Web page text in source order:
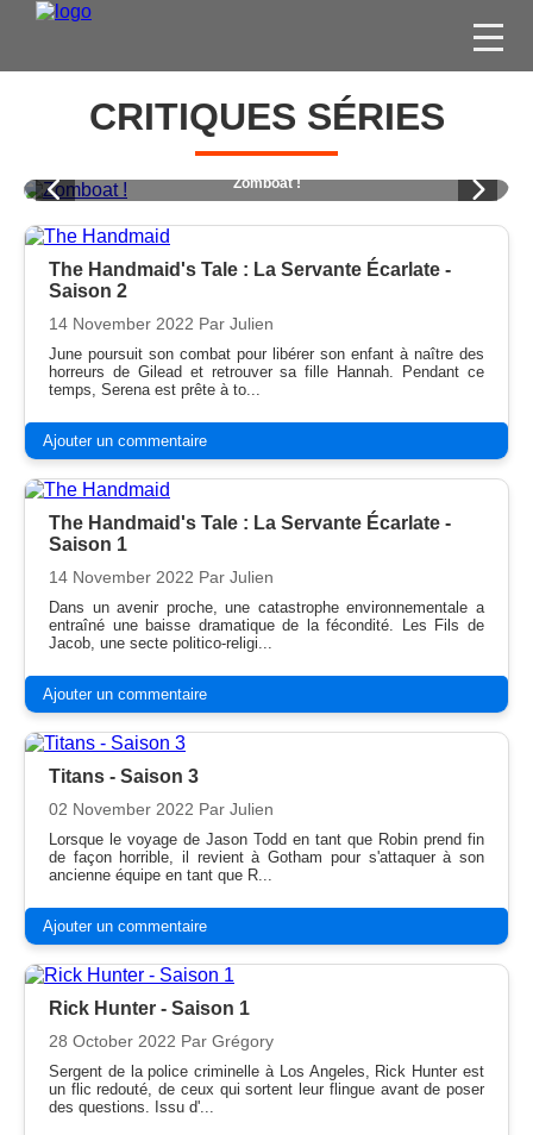
SÉRIES
DVD / BLU-RAY / SVOD
CONCOURS
ESPACE
CRITIQUES SÉRIES
Young Sheldon - L'Intégrale
The Handmaid's Tale : La Servante Écarlate -
Saison 2
14 November 2022 Par Julien
June poursuit son combat pour libérer son enfant à naître des
horreurs de Gilead et retrouver sa fille Hannah. Pendant ce
temps, Serena est prête à to...
Ajouter un commentaire
The Handmaid's Tale : La Servante Écarlate -
Saison 1
14 November 2022 Par Julien
Dans un avenir proche, une catastrophe environnementale a
entraîné une baisse dramatique de la fécondité. Les Fils de
Jacob, une secte politico-religi...
Ajouter un commentaire
Titans - Saison 3
02 November 2022 Par Julien
Lorsque le voyage de Jason Todd en tant que Robin prend fin
de façon horrible, il revient à Gotham pour s'attaquer à son
ancienne équipe en tant que R...
Ajouter un commentaire
Rick Hunter - Saison 1
28 October 2022 Par Grégory
Sergent de la police criminelle à Los Angeles, Rick Hunter est
un flic redouté, de ceux qui sortent leur flingue avant de poser
des questions. Issu d'...